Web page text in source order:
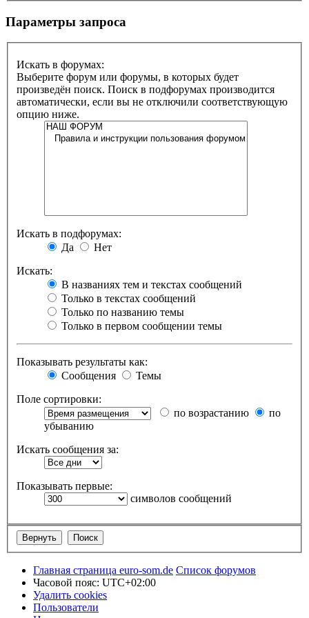
Параметры запроса
Искать в форумах:
Выберите форум или форумы, в которых будет
произведён поиск. Поиск в подфорумах производится
автоматически, если вы не отключили соответствующую
опцию ниже.
Искать в подфорумах:
Да
Нет
Искать:
В названиях тем и текстах сообщений
Только в текстах сообщений
Только по названию темы
Только в первом сообщении темы
Показывать результаты как:
Сообщения
Темы
Поле сортировки:
по возрастанию
по
убыванию
Искать сообщения за:
Показывать первые:
символов сообщений
Главная страница euro-som.de Список форумов
Часовой пояс: UTC+02:00
Удалить cookies
Пользователи